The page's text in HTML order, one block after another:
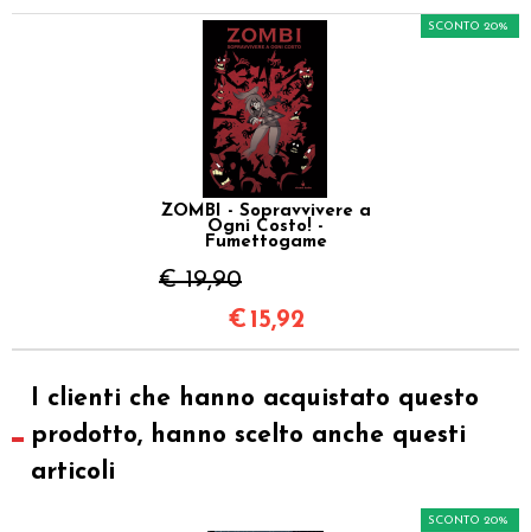
ZOMBI - Sopravvivere a
Ogni Costo! -
Fumettogame
€ 19,90
SCONTO 20%
€ 15,92
I clienti che hanno acquistato questo
prodotto, hanno scelto anche questi
articoli
SCONTO 20%